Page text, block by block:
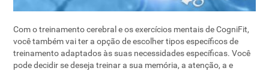
Com o treinamento cerebral e os exercícios mentais de CogniFit,
você também vai ter a opção de escolher tipos específicos de
treinamento adaptados às suas necessidades específicas. Você
pode decidir se deseja treinar a sua memória, a atenção, ae